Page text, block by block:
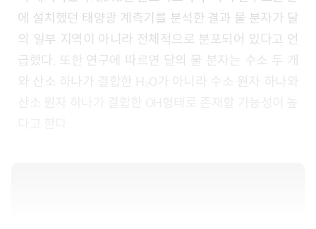
에 설치했던 태양광 계측기를 분석한 결과 물 분자가 달
의 일부 지역이 아니라 전체적으로 분포되어 있다고 언
급했다. 또한 연구에 따르면 달의 물 분자는 수소 두 개
와 산소 하나가 결합한 H₂O가 아니라 수소 원자 하나와